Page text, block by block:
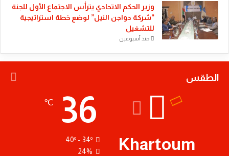
وزير الحكم الاتحادي يترأس الاجتماع الأول للجنة
“شركة دواجن النيل” لوضع خطة استراتيجية
للتشغيل
منذ أسبوعين
الطقس
Khartoum
36
℃
24%